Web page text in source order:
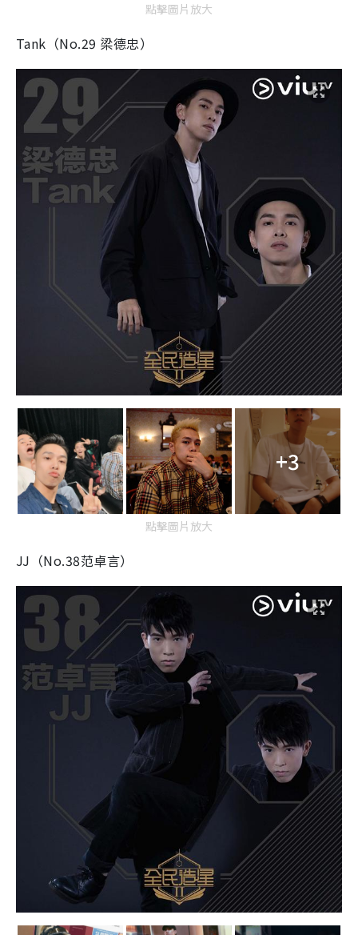
點擊圖片放大
Tank（No.29 梁德忠）
+3
點擊圖片放大
JJ（No.38范卓言）